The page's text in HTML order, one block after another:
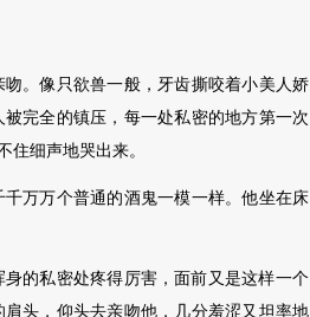
。像只欲兽一般，牙齿撕咬着小美人娇
完全的镇压，每一处私密的地方第一次
细声地哭出来。
万万个普通的酒鬼一模一样。他坐在床
的私密处疼得厉害，面前又是这样一个
头，仰头去亲吻他，几分羞涩又坦率地